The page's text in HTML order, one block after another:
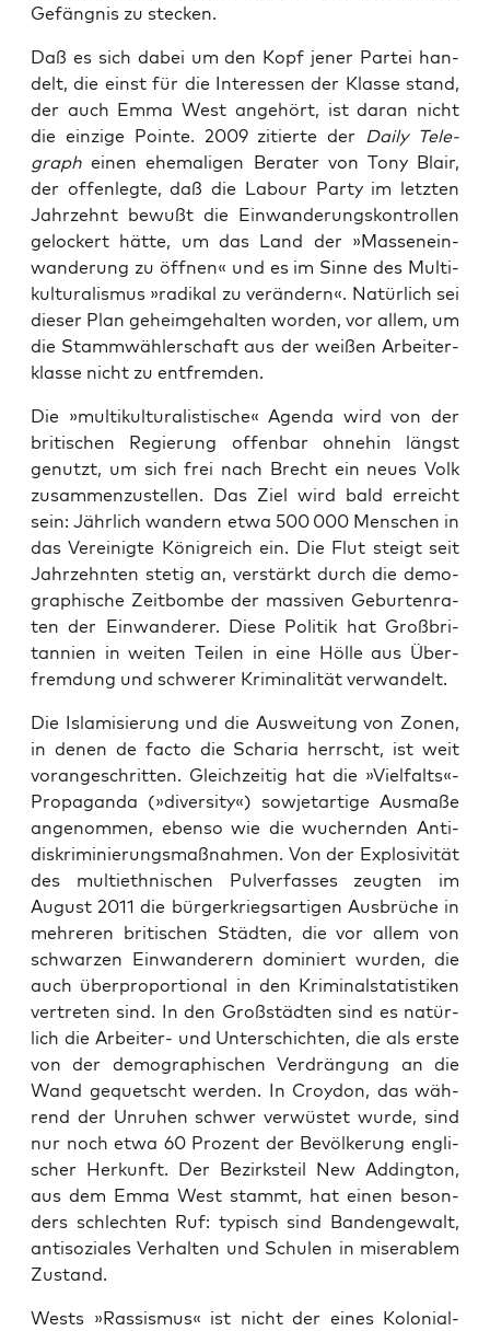
Gefäng­nis zu stecken.
Daß es sich dabei um den Kopf jener Par­tei han­
delt, die einst für die Inter­es­sen der Klas­se stand,
der auch Emma West ange­hört, ist dar­an nicht
die ein­zi­ge Poin­te. 2009 zitier­te der Dai­ly Tele­
graph einen ehe­ma­li­gen Bera­ter von Tony Blair,
der offen­leg­te, daß die Labour Par­ty im letz­ten
Jahr­zehnt bewußt die Ein­wan­de­rungs­kon­trol­len
gelo­ckert hät­te, um das Land der »Mas­sen­ein­
wan­de­rung zu öff­nen« und es im Sin­ne des Mul­ti­
kul­tu­ra­lis­mus »radi­kal zu ver­än­dern«. Natür­lich sei
die­ser Plan geheim­ge­hal­ten wor­den, vor allem, um
die Stamm­wäh­ler­schaft aus der wei­ßen Arbei­ter­
klas­se nicht zu entfremden.
Die »mul­ti­kul­tu­ra­lis­ti­sche« Agen­da wird von der
bri­ti­schen Regie­rung offen­bar ohne­hin längst
genutzt, um sich frei nach Brecht ein neu­es Volk
zusam­men­zu­stel­len. Das Ziel wird bald erreicht
sein: Jähr­lich wan­dern etwa 500 000 Men­schen in
das Ver­ei­nig­te König­reich ein. Die Flut steigt seit
Jahr­zehn­ten ste­tig an, ver­stärkt durch die demo­
gra­phi­sche Zeit­bom­be der mas­si­ven Gebur­ten­ra­
ten der Ein­wan­de­rer. Die­se Poli­tik hat Groß­bri­
tan­ni­en in wei­ten Tei­len in eine Höl­le aus Über­
frem­dung und schwe­rer Kri­mi­na­li­tät verwandelt.
Die Isla­mi­sie­rung und die Aus­wei­tung von Zonen,
in denen de fac­to die Scha­ria herrscht, ist weit
vor­an­ge­schrit­ten. Gleich­zei­tig hat die »Vielfalts«-
Propaganda (»diver­si­ty«) sow­jetartige Aus­ma­ße
ange­nom­men, eben­so wie die wuchern­den Anti­
dis­kri­mi­nie­rungs­maß­nah­men. Von der Explo­si­vi­tät
des mul­ti­eth­ni­schen Pul­ver­fas­ses zeug­ten im
August 2011 die bür­ger­kriegs­ar­ti­gen Aus­brü­che in
meh­re­ren bri­ti­schen Städ­ten, die vor allem von
schwar­zen Ein­wan­de­rern domi­niert wur­den, die
auch über­pro­por­tio­nal in den Kri­mi­nal­sta­tis­ti­ken
ver­tre­ten sind. In den Groß­städ­ten sind es natür­
lich die Arbei­ter- und Unter­schich­ten, die als ers­te
von der demo­gra­phi­schen Ver­drän­gung an die
Wand gequetscht wer­den. In Croy­don, das wäh­
rend der Unru­hen schwer ver­wüs­tet wur­de, sind
nur noch etwa 60 Pro­zent der Bevöl­ke­rung eng­li­
scher Her­kunft. Der Bezirks­teil New Adding­ton,
aus dem Emma West stammt, hat einen beson­
ders schlech­ten Ruf: typisch sind Banden­ge­walt,
anti­so­zia­les Ver­hal­ten und Schu­len in mise­ra­blem
Zustand.
Wests »Ras­sis­mus« ist nicht der eines Kolo­ni­al­